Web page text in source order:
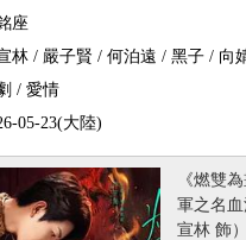
座
林 / 嚴子賢 / 何泊遠 / 黑子 / 向
/ 愛情
05-23(大陸)
《燃雙
軍之名
宣林 飾